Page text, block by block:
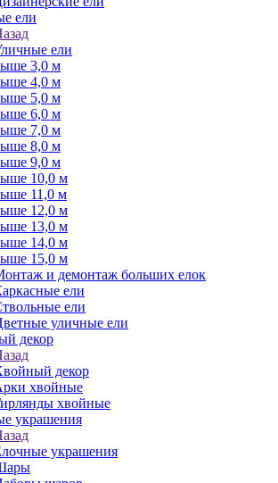
ели
ели
3,0 м
4,0 м
5,0 м
6,0 м
7,0 м
8,0 м
9,0 м
10,0 м
11,0 м
12,0 м
13,0 м
14,0 м
15,0 м
и демонтаж больших елок
ели
ели
уличные ели
декор
декор
хвойные
хвойные
украшения
украшения